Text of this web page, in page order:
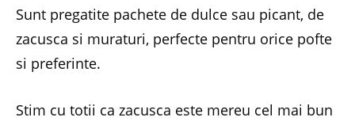
Sunt pregatite pachete de dulce sau picant, de
zacusca si muraturi, perfecte pentru orice pofte
si preferinte.
Stim cu totii ca zacusca este mereu cel mai bun